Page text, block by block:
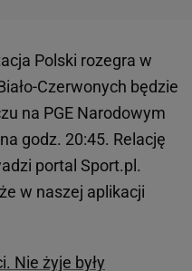
Polski rozegra w
Czerwonych będzie
na PGE Narodowym
godz. 20:45. Relację
portal Sport.pl.
w naszej aplikacji
Nie żyje były